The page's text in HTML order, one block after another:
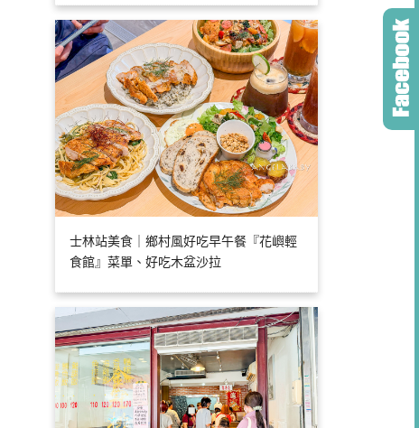
士林站美食｜鄉村風好吃早午餐『花嶼輕
食館』菜單、好吃木盆沙拉